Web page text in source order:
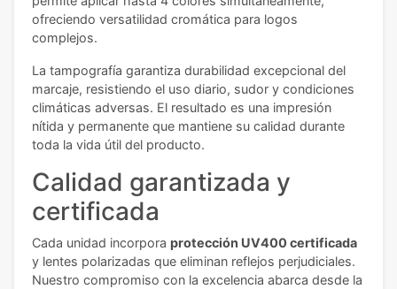
ofreciendo versatilidad cromática para logos
complejos.
La tampografía garantiza durabilidad excepcional del
marcaje, resistiendo el uso diario, sudor y condiciones
climáticas adversas. El resultado es una impresión
nítida y permanente que mantiene su calidad durante
toda la vida útil del producto.
Calidad garantizada y
certificada
Cada unidad incorpora protección UV400 certificada
y lentes polarizadas que eliminan reflejos perjudiciales.
Nuestro compromiso con la excelencia abarca desde la